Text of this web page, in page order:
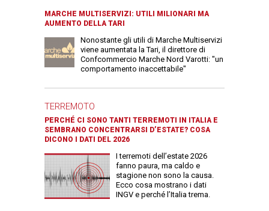
MARCHE MULTISERVIZI: UTILI MILIONARI MA
AUMENTO DELLA TARI
Nonostante gli utili di Marche Multiservizi
viene aumentata la Tari, il direttore di
Confcommercio Marche Nord Varotti: "un
comportamento inaccettabile"
TERREMOTO
PERCHÉ CI SONO TANTI TERREMOTI IN ITALIA E
SEMBRANO CONCENTRARSI D’ESTATE? COSA
DICONO I DATI DEL 2026
I terremoti dell’estate 2026
fanno paura, ma caldo e
stagione non sono la causa.
Ecco cosa mostrano i dati
INGV e perché l’Italia trema.